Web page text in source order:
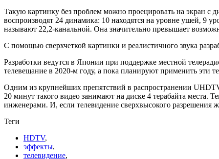
Такую картинку без проблем можно проецировать на экран с
воспроизводят 24 динамика: 10 находятся на уровне ушей, 9
называют 22,2-канальной. Она значительно превышает
С помощью сверхчеткой картинки и реалистичного звука
Разработки ведутся в Японии при поддержке местной
телевещание в 2020-м году, а пока планируют применить эти
Одним из крупнейших препятствий в распространении UHDTV
20 минут такого видео занимают на диске 4 терабайта места.
инженерами. И, если телевидение сверхвысокого разрешения
Теги
HDTV,
эффекты,
телевидение,